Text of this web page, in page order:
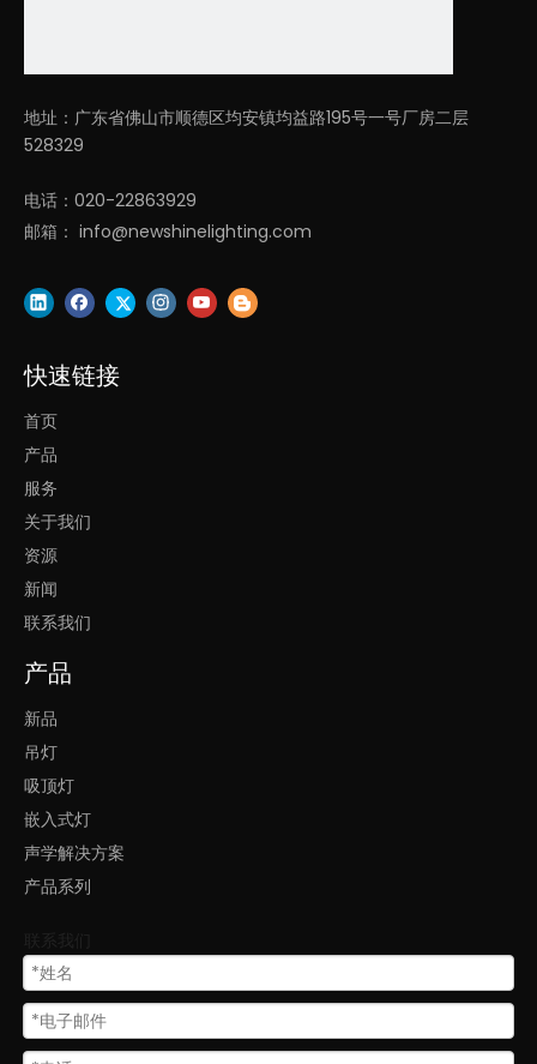
下一条:
LED室内圆形照明
办公室吊线灯双色
灯饰卧室灯圆形吊线
会议室用吊顶灯LED
地址：广东省佛山市顺德区均安镇均益路195号一号厂房二层
528329
电话：020-22863929
邮箱： info@newshinelighting.com
快速链接
首页
产品
服务
关于我们
资源
新闻
联系我们
产品
新品
吊灯
吸顶灯
嵌入式灯
声学解决方案
产品系列